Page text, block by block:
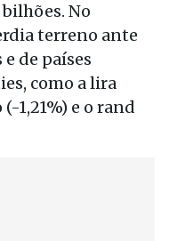
No
terreno ante
de países
como a lira
1,21%) e o rand